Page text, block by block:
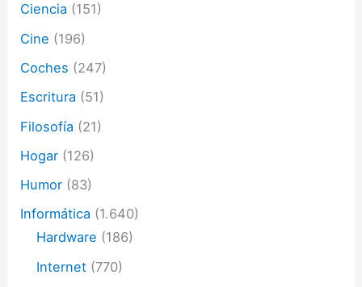
n
c
o
Ciencia (151)
Cine (196)
Coches (247)
Escritura (51)
Filosofía (21)
Hogar (126)
Humor (83)
Informática (1.640)
Hardware (186)
Internet (770)